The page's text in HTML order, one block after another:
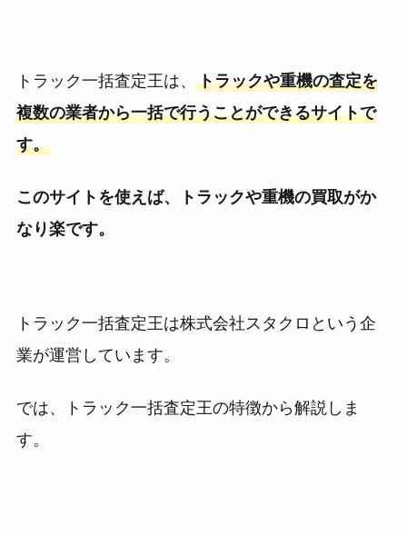
トラック一括査定王は、 トラックや重機の査定を
複数の業者から一括で行うことができるサイトで
す。
このサイトを使えば、トラックや重機の買取がか
なり楽です。
トラック一括査定王は株式会社スタクロという企
業が運営しています。
では、トラック一括査定王の特徴から解説しま
す。